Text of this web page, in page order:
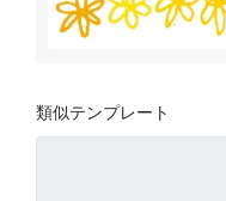
類似テンプレート